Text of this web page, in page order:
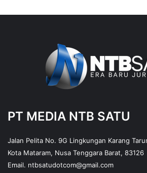
PT MEDIA NTB SATU
Jalan Pelita No. 9G Lingkungan Karang
Kota Mataram, Nusa Tenggara Barat, 83126
Email. ntbsatudotcom@gmail.com